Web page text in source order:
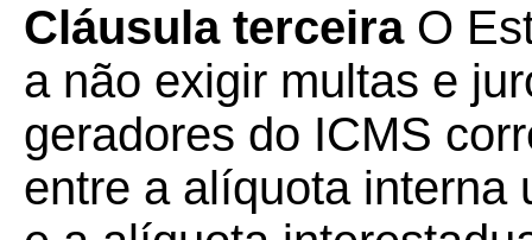
Cláusula terceiraO
a não exigir multas e
geradores do ICMS
entre a alíquota interna